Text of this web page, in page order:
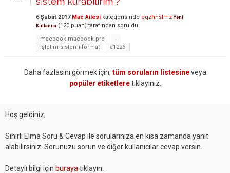
6 Şubat 2017 Mac Ailesi kategorisinde ogzhnslmz Yeni
Kullanıcı (120 puan) tarafından soruldu
macbook-macbook-pro
-
işletim-sistemi-format
a1226
Daha fazlasını görmek için, tüm soruların listesineveya
popüler etiketleretıklayınız.
Hoş geldiniz,
Sihirli Elma Soru & Cevap ile sorularınıza en kısa zamanda yanıt
alabilirsiniz. Sorunuzu sorun ve diğer kullanıcılar cevap versin.
Detaylı bilgi için buraya tıklayın.